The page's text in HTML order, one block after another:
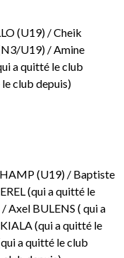
(U19) / Cheik
U19) / Amine
a quitté le club
club depuis)
(U19) / Baptiste
(qui a quitté le
Axel BULENS ( qui a
(qui a quitté le
a quitté le club